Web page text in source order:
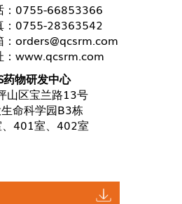
：0755-66853366
：0755-28363542
orders@qcsrm.com
www.qcsrm.com
药物研发中心
山区宝兰路13号
命科学园B3栋
401室、402室